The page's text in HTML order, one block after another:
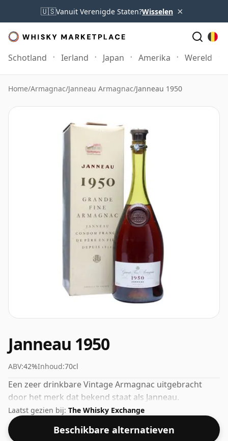
🇺🇸Vanuit Verenigde Staten?Wisselen ×
Schotland Ierland Japan Amerika Wereld
Home/Armagnac/Janneau Armagnac/Janneau 1950
Janneau 1950
ABV:42%Inhoud:70cl
Een zeer drinkbare Vintage Armagnac uitgebracht
door het merk dat bekend staat als Janneau.
Laatst gezien bij: The Whisky Exchange
Beschikbare alternatieven